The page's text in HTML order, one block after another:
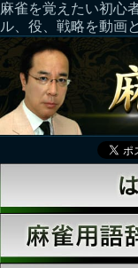
麻雀を覚えたい初心
ル、役、戦略を動画